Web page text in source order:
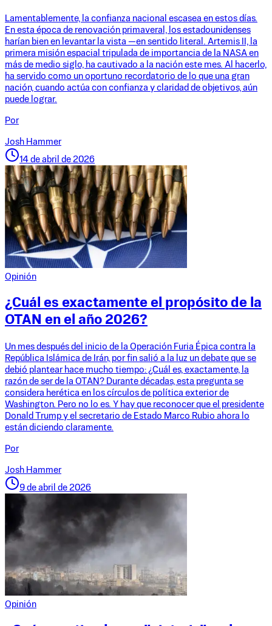
Lamentablemente, la confianza nacional escasea en estos días.
En esta época de renovación primaveral, los estadounidenses
harían bien en levantar la vista —en sentido literal. Artemis II, la
primera misión espacial tripulada de importancia de la NASA en
más de medio siglo, ha cautivado a la nación este mes. Al hacerlo,
ha servido como un oportuno recordatorio de lo que una gran
nación, cuando actúa con confianza y claridad de objetivos, aún
puede lograr.
Por
Josh Hammer
14 de abril de 2026
Opinión
¿Cuál es exactamente el propósito de la
OTAN en el año 2026?
Un mes después del inicio de la Operación Furia Épica contra la
República Islámica de Irán, por fin salió a la luz un debate que se
debió plantear hace mucho tiempo: ¿Cuál es, exactamente, la
razón de ser de la OTAN? Durante décadas, esta pregunta se
considera herética en los círculos de política exterior de
Washington. Pero no lo es. Y hay que reconocer que el presidente
Donald Trump y el secretario de Estado Marco Rubio ahora lo
están diciendo claramente.
Por
Josh Hammer
9 de abril de 2026
Opinión